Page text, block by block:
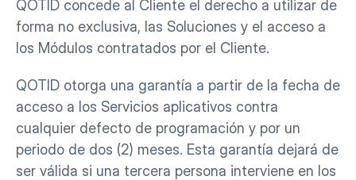
QOTID concede al Cliente el derecho a utilizar de
forma no exclusiva, las Soluciones y el acceso a
los Módulos contratados por el Cliente.
QOTID otorga una garantía a partir de la fecha de
acceso a los Servicios aplicativos contra
cualquier defecto de programación y por un
periodo de dos (2) meses. Esta garantía dejará de
ser válida si una tercera persona interviene en los